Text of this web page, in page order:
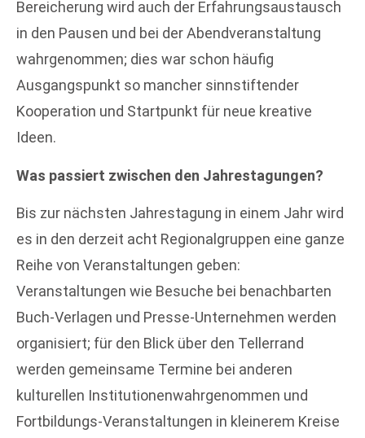
Bereicherung wird auch der Erfahrungsaustausch
in den Pausen und bei der Abendveranstaltung
wahrgenommen; dies war schon häufig
Ausgangspunkt so mancher sinnstiftender
Kooperation und Startpunkt für neue kreative
Ideen.
Was passiert zwischen den Jahrestagungen?
Bis zur nächsten Jahrestagung in einem Jahr wird
es in den derzeit acht Regionalgruppen eine ganze
Reihe von Veranstaltungen geben:
Veranstaltungen wie Besuche bei benachbarten
Buch-Verlagen und Presse-Unternehmen werden
organisiert; für den Blick über den Tellerrand
werden gemeinsame Termine bei anderen
kulturellen Institutionenwahrgenommen und
Fortbildungs-Veranstaltungen in kleinerem Kreise